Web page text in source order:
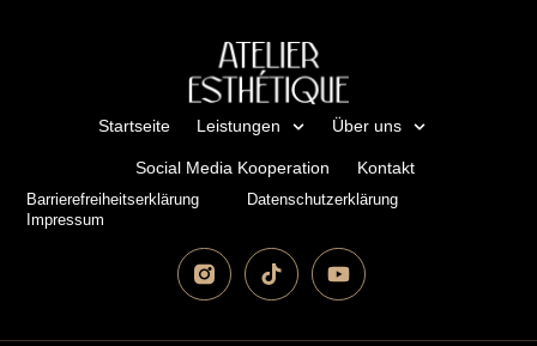
Startseite Leistungen Über uns
Social Media Kooperation Kontakt
Barrierefreiheitserklärung
Datenschutzerklärung
Impressum